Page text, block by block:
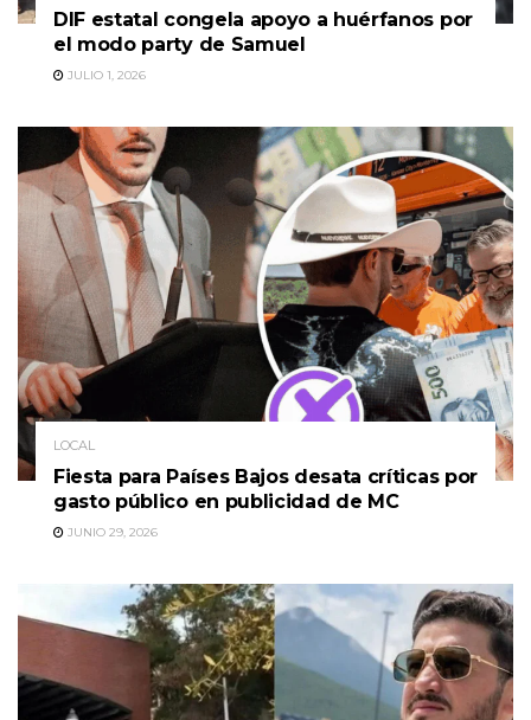
DIF estatal congela apoyo a huérfanos por
el modo party de Samuel
JULIO 1, 2026
LOCAL
Fiesta para Países Bajos desata críticas por
gasto público en publicidad de MC
JUNIO 29, 2026